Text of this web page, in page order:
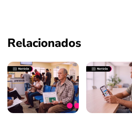
Relacionados